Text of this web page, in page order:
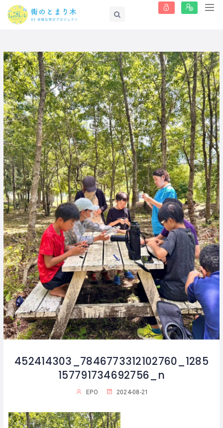
452414303_7846773312102760_1285
157791734692756_n
EPO 2024-08-21